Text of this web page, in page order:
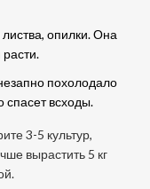
опилки. Она
похолодало
спасет всходы.
3-5 культур,
вырастить 5 кг